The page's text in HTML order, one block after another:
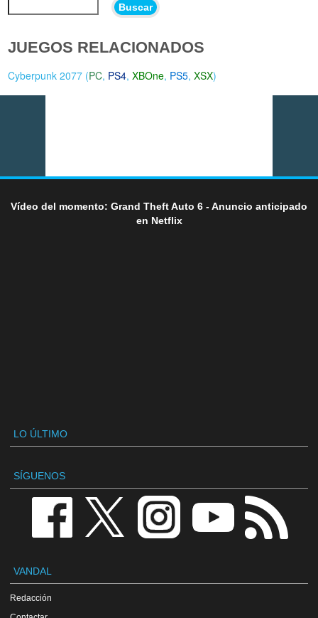
Buscar
JUEGOS RELACIONADOS
Cyberpunk 2077 (PC, PS4,XBOne, PS5,XSX)
Vídeo del momento: Grand Theft Auto 6 - Anuncio anticipado
en Netflix
LO ÚLTIMO
SÍGUENOS
VANDAL
Redacción